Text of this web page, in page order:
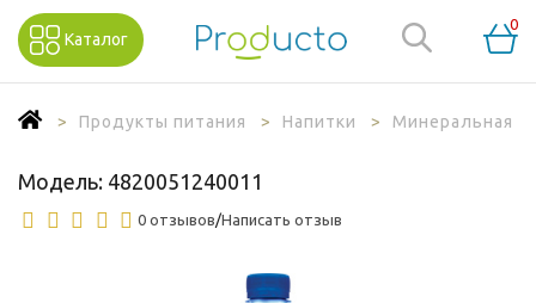
Каталог
0
Продукты питания Напитки Минеральная
Модель: 4820051240011
0 отзывов/Написать отзыв